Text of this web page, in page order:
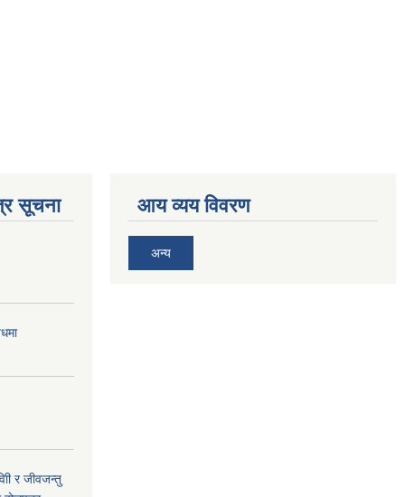
सूचना
र जीवजन्तु
आय व्यय विवरण
अन्य